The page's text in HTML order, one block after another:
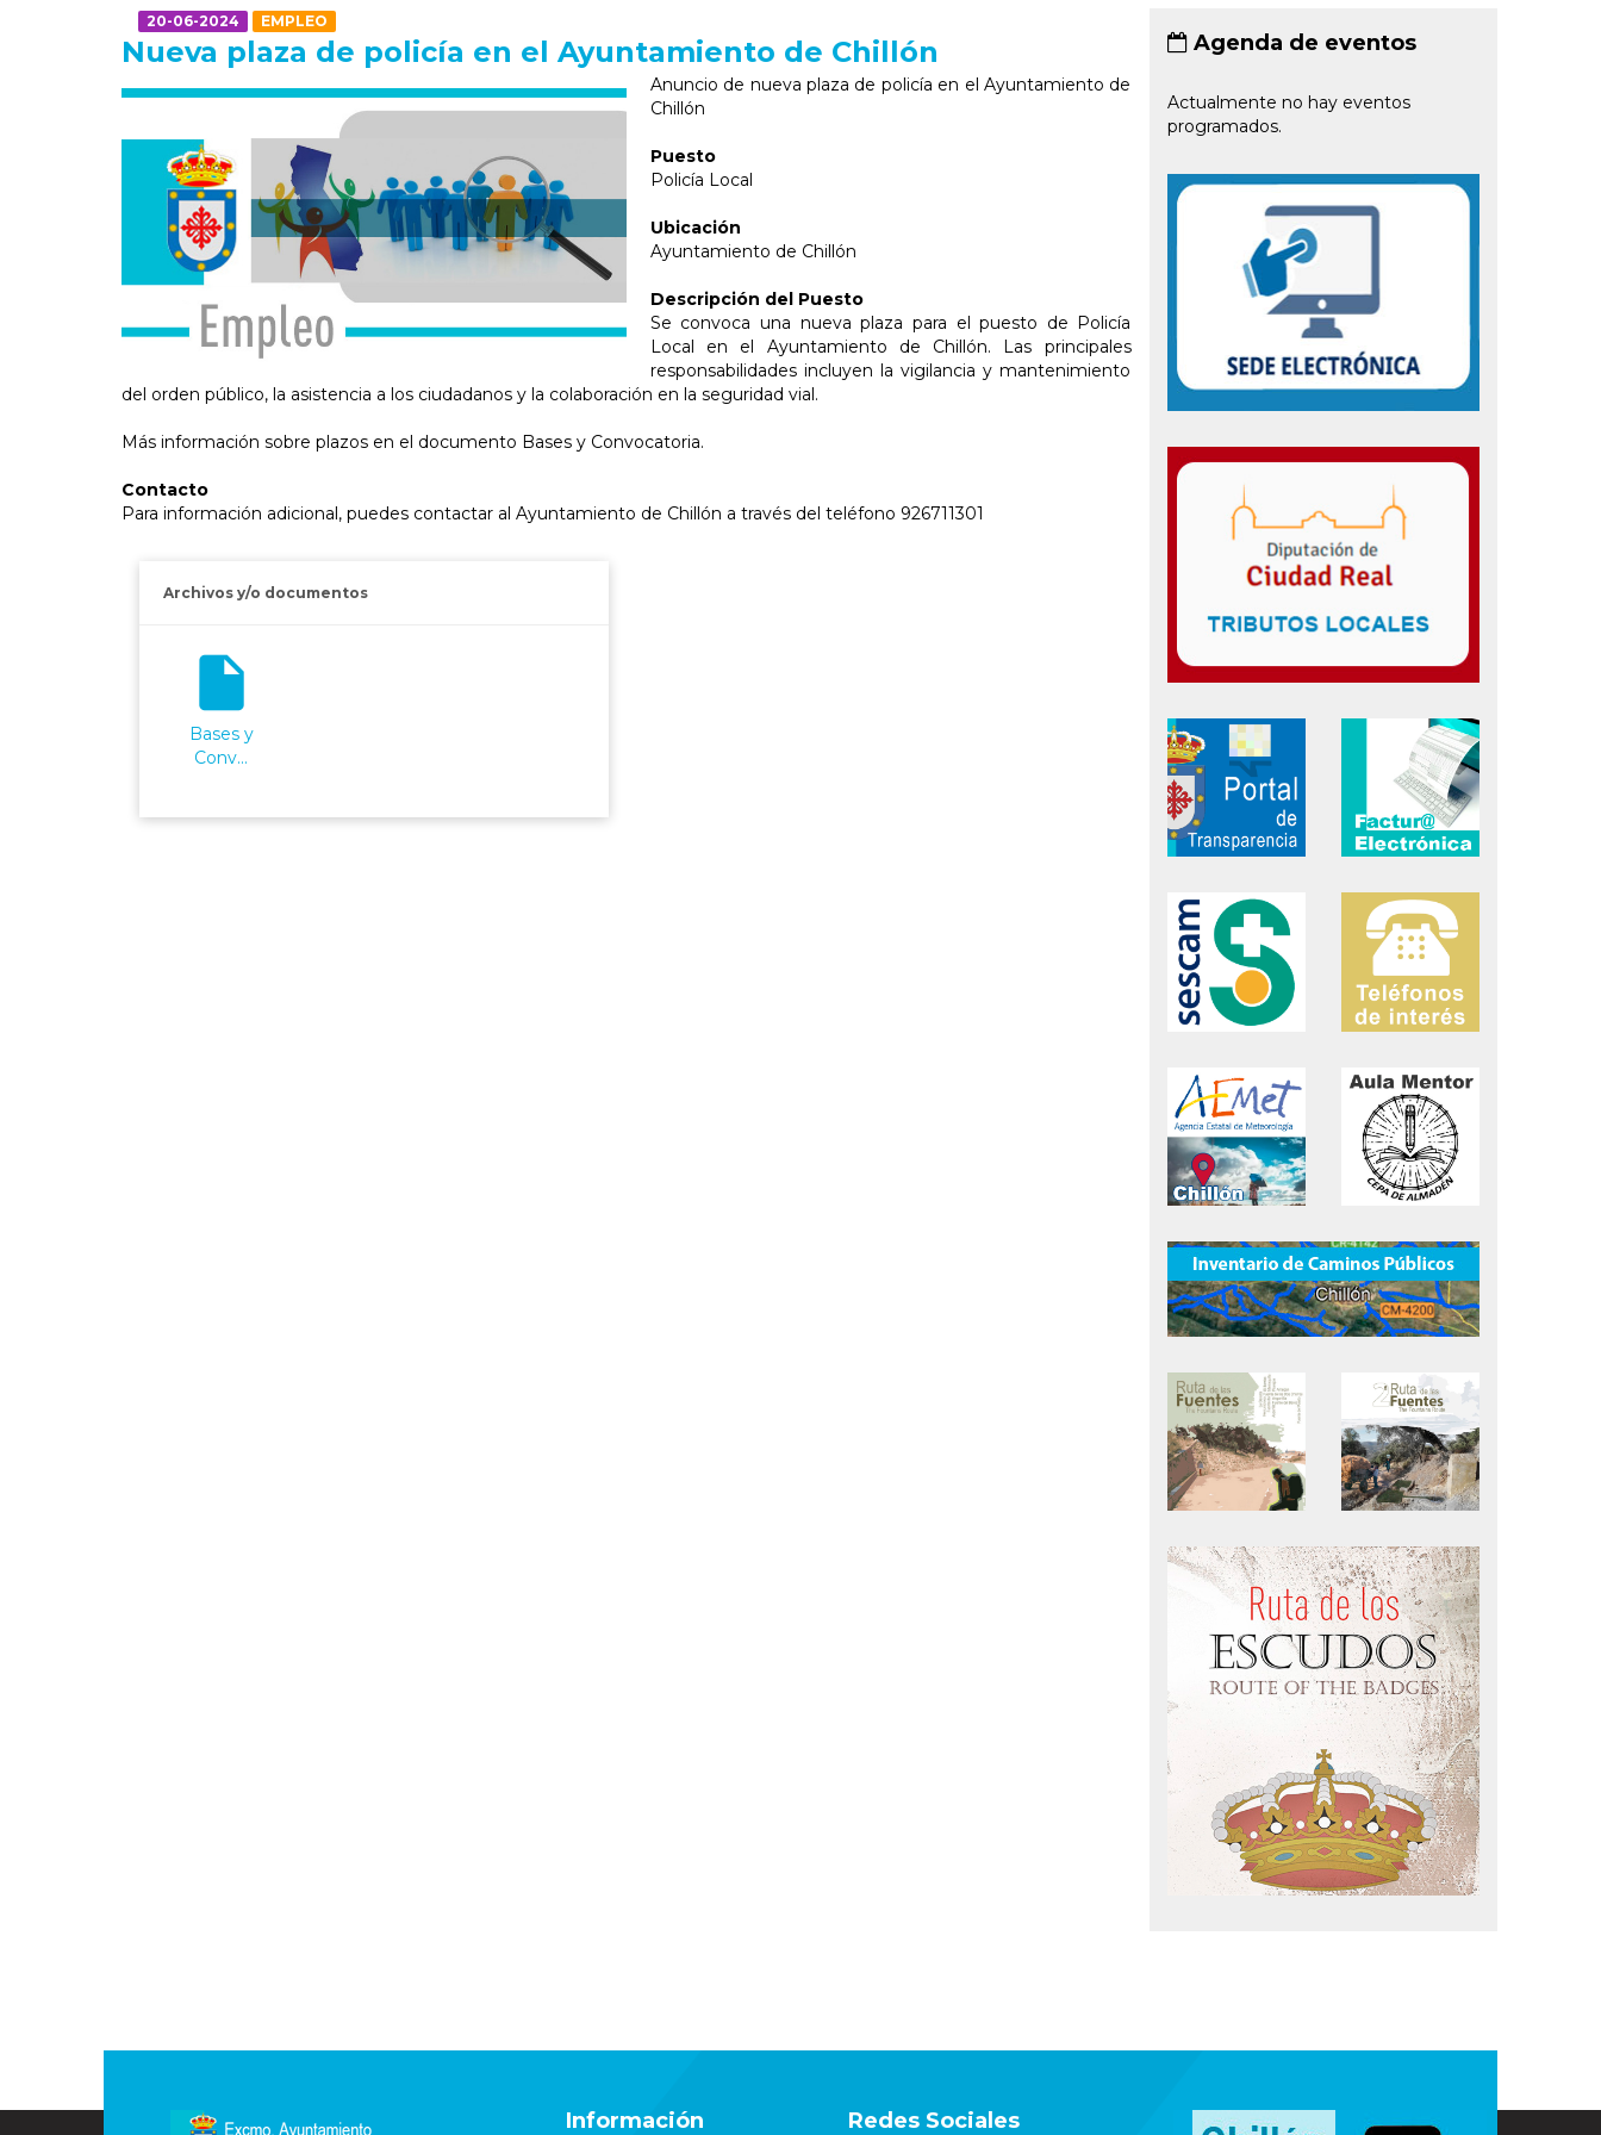
20-06-2024 EMPLEO
Nueva plaza de policía en el Ayuntamiento de Chillón
Anuncio de nueva plaza de policía en el Ayuntamiento de
Chillón
Puesto
Policía Local
Ubicación
Ayuntamiento de Chillón
Descripción del Puesto
Se convoca una nueva plaza para el puesto de Policía
Local en el Ayuntamiento de Chillón. Las principales
responsabilidades incluyen la vigilancia y mantenimiento
del orden público, la asistencia a los ciudadanos y la colaboración en la seguridad vial.
Más información sobre plazos en el documento Bases y Convocatoria.
Contacto
Para información adicional, puedes contactar al Ayuntamiento de Chillón a través del teléfono 926711301
Archivos y/o documentos
insert_drive_file
Bases y
Conv...
Agenda de eventos
Actualmente no hay eventos
programados.
Información Redes Sociales